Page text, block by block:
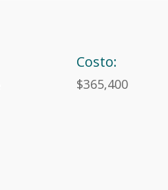
Costo:
$365,400